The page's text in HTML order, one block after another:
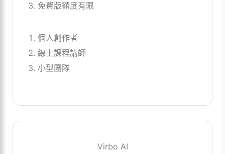
免費版額度有限
個人創作者
線上課程講師
小型團隊
Virbo AI